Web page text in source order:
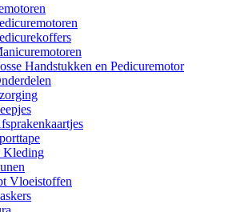
Handstukken en Pedicuremotor
Kleding
Vloeistoffen